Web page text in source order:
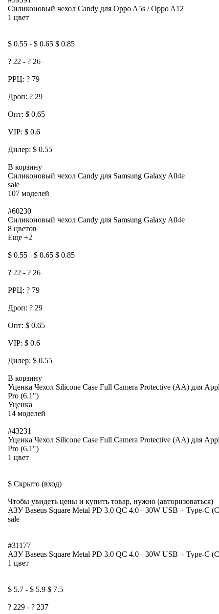
Силиконовый чехол Candy для Oppo A5s / Oppo A12
1 цвет
$ 0.55 - $ 0.65 $ 0.85
? 22 - ? 26
РРЦ: ? 79
Дроп: ? 29
Опт: $ 0.65
VIP: $ 0.6
Дилер: $ 0.55
В корзину
Силиконовый чехол Candy для Samsung Galaxy A04e
sale
107 моделей
#60230
Силиконовый чехол Candy для Samsung Galaxy A04e
8 цветов
Еще +2
$ 0.55 - $ 0.65 $ 0.85
? 22 - ? 26
РРЦ: ? 79
Дроп: ? 29
Опт: $ 0.65
VIP: $ 0.6
Дилер: $ 0.55
В корзину
Уценка Чехол Silicone Case Full Camera Protective (AA) для
Pro (6.1")
Уценка
14 моделей
#43231
Уценка Чехол Silicone Case Full Camera Protective (AA) для
Pro (6.1")
1 цвет
$ Скрыто (вход)
Чтобы увидеть цены и купить товар, нужно (авторизоваться)
АЗУ Baseus Square Metal PD 3.0 QC 4.0+ 30W USB + Type-C
sale
#31177
АЗУ Baseus Square Metal PD 3.0 QC 4.0+ 30W USB + Type-C
1 цвет
$ 5.7 - $ 5.9 $ 7.5
? 229 - ? 237